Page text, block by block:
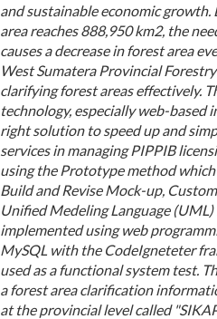
and sustainable economic
area reaches 888,950 km2, the
causes a decrease in forest area
West Sumatera Provincial
clarifying forest areas effectively.
technology, especially web-based
right solution to speed up and
services in managing PIPPIB
using the Prototype method
Build and Revise Mock-up,
Unified Medeling Language
implemented using web
MySQL with the CodeIgneteter
used as a functional system test.
a forest area clarification
at the provincial level called